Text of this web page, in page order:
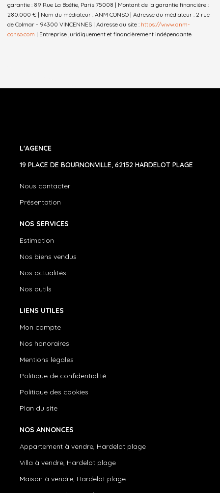
garantie : 89 Rue La Boétie, Paris 75008 | Montant de la garantie financière :
280.000 € | Nom du médiateur : ANM CONSO | Adresse du médiateur : 2 rue
de Colmar - 94300 VINCENNES | Adresse du site : https://www.anm-
conso.com | Entreprise juridiquement et financièrement indépendante
L'AGENCE
19 PLACE DE BOURNONVILLE, 62152 HARDELOT PLAGE
Nous contacter
Présentation
NOS SERVICES
Estimation
Nos biens vendus
Nos actualités
Nos outils
LIENS UTILES
Mon compte
Nos honoraires
Mentions légales
Politique de confidentialité
Politique des cookies
Plan du site
NOS ANNONCES
Appartement à vendre, Hardelot plage
Villa à vendre, Hardelot plage
Maison à vendre, Hardelot plage